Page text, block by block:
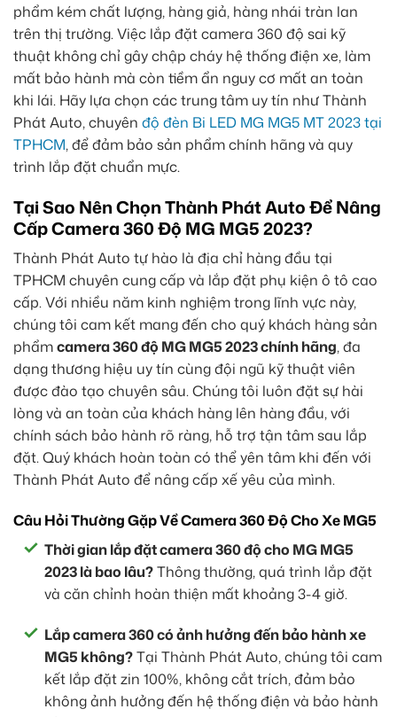
phẩm kém chất lượng, hàng giả, hàng nhái tràn lan
trên thị trường. Việc lắp đặt camera 360 độ sai kỹ
thuật không chỉ gây chập cháy hệ thống điện xe, làm
mất bảo hành mà còn tiềm ẩn nguy cơ mất an toàn
khi lái. Hãy lựa chọn các trung tâm uy tín như Thành
Phát Auto, chuyên độ đèn Bi LED MG MG5 MT 2023 tại
TPHCM, để đảm bảo sản phẩm chính hãng và quy
trình lắp đặt chuẩn mực.
Tại Sao Nên Chọn Thành Phát Auto Để Nâng
Cấp Camera 360 Độ MG MG5 2023?
Thành Phát Auto tự hào là địa chỉ hàng đầu tại
TPHCM chuyên cung cấp và lắp đặt phụ kiện ô tô cao
cấp. Với nhiều năm kinh nghiệm trong lĩnh vực này,
chúng tôi cam kết mang đến cho quý khách hàng sản
phẩmcamera 360 độ MG MG5 2023 chính hãng, đa
dạng thương hiệu uy tín cùng đội ngũ kỹ thuật viên
được đào tạo chuyên sâu. Chúng tôi luôn đặt sự hài
lòng và an toàn của khách hàng lên hàng đầu, với
chính sách bảo hành rõ ràng, hỗ trợ tận tâm sau lắp
đặt. Quý khách hoàn toàn có thể yên tâm khi đến với
Thành Phát Auto để nâng cấp xế yêu của mình.
Câu Hỏi Thường Gặp Về Camera 360 Độ Cho Xe MG5
Thời gian lắp đặt camera 360 độ cho MG MG5
2023 là bao lâu?Thông thường, quá trình lắp đặt
và căn chỉnh hoàn thiện mất khoảng 3-4 giờ.
Lắp camera 360 có ảnh hưởng đến bảo hành xe
MG5 không?Tại Thành Phát Auto, chúng tôi cam
kết lắp đặt zin 100%, không cắt trích, đảm bảo
không ảnh hưởng đến hệ thống điện và bảo hành